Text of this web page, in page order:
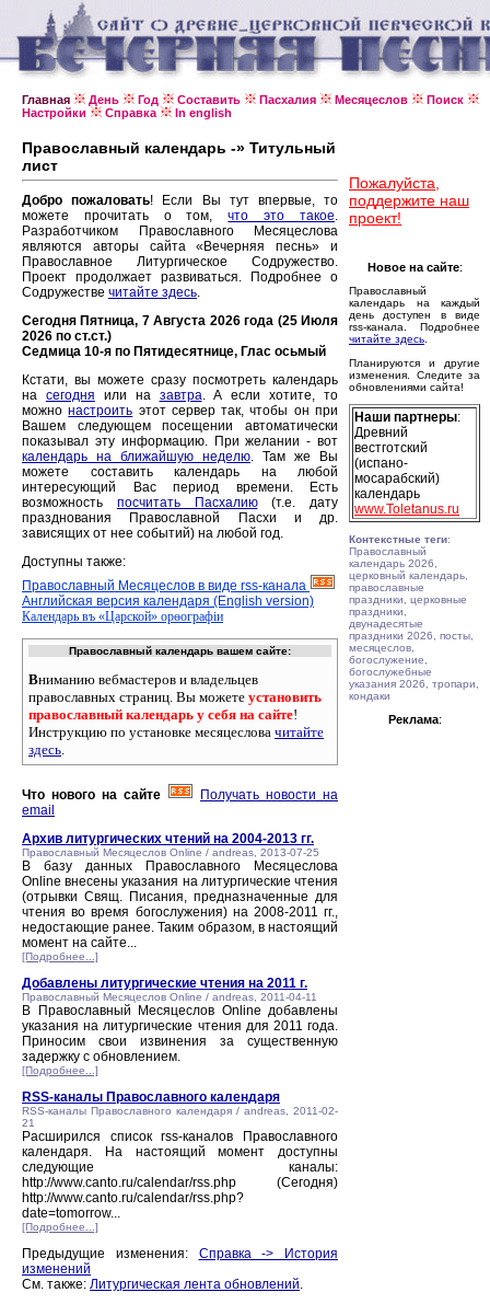
Главная День Год Составить Пасхалия Месяцеслов
Поиск
Настройки
Справка In english
Православный календарь -» Титульный
лист
Добро пожаловать! Если Вы тут впервые, то
можете прочитать о том,что это такое.
Разработчиком Православного Месяцеслова
являются авторы сайта «Вечерняя песнь» и
Православное Литургическое Содружество.
Проект продолжает развиваться. Подробнее о
Содружестве читайте здесь.
Сегодня Пятница, 7 Августа 2026 года (25 Июля
2026 по ст.ст.)
Седмица 10-я по Пятидесятнице, Глас осьмый
Кстати, вы можете сразу посмотреть календарь
на сегодня или на завтра. А если хотите, то
можнонастроить этот сервер так, чтобы он при
Вашем следующем посещении автоматически
показывал эту информацию. При желании - вот
календарь на ближайшую неделю. Там же Вы
можете составить календарь на любой
интересующий Вас период времени. Есть
возможность посчитать Пасхалию(т.е. дату
празднования Православной Пасхи и др.
зависящих от нее событий) на любой год.
Доступны также:
Православный Месяцеслов в виде rss-канала
Английская версия календаря (English version)
Календарь въ «Царской» орѳографiи
Православный календарь вашем сайте:
Вниманию вебмастеров и владельцев
православных страниц. Вы можете установить
православный календарь у себя на сайте!
Инструкцию по установке месяцеслова читайте
здесь.
Что нового на сайте
Получать новости на
email
Архив литургических чтений на 2004-2013 гг.
Православный Месяцеслов Online / andreas, 2013-07-25
В базу данных Православного Месяцеслова
Online внесены указания на литургические чтения
(отрывки Свящ. Писания, предназначенные для
чтения во время богослужения) на 2008-2011 гг.,
недостающие ранее. Таким образом, в настоящий
момент на сайте...
[Подробнее...]
Добавлены литургические чтения на 2011 г.
Православный Месяцеслов Online / andreas, 2011-04-11
В Православный Месяцеслов Online добавлены
указания на литургические чтения для 2011 года.
Приносим свои извинения за существенную
задержку с обновлением.
[Подробнее...]
RSS-каналы Православного календаря
RSS-каналы Православного календаря / andreas, 2011-02-
21
Расширился список rss-каналов Православного
календаря. На настоящий момент доступны
следующие каналы:
http://www.canto.ru/calendar/rss.php (Сегодня)
http://www.canto.ru/calendar/rss.php?
date=tomorrow...
[Подробнее...]
Предыдущие изменения: Справка -> История
изменений
См. также: Литургическая лента обновлений.
Пожалуйста,
поддержите наш
проект!
Новое на сайте:
Православный
календарь на каждый
день доступен в виде
rss-канала. Подробнее
читайте здесь
Планируются и другие
изменения. Следите за
обновлениями сайта!
Наши партнеры:
Древний
вестготский
(испано-
мосарабский)
календарь
www.Toletanus.ru
Контекстные теги:
Православный
календарь 2026,
церковный календарь,
православные
праздники, церковные
праздники,
двунадесятые
праздники 2026, посты,
месяцеслов,
богослужение,
богослужебные
указания 2026, тропари,
кондаки
Реклама: